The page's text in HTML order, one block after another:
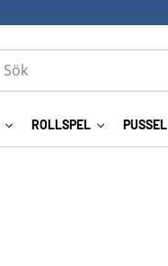
ROLLSPEL PUSSEL